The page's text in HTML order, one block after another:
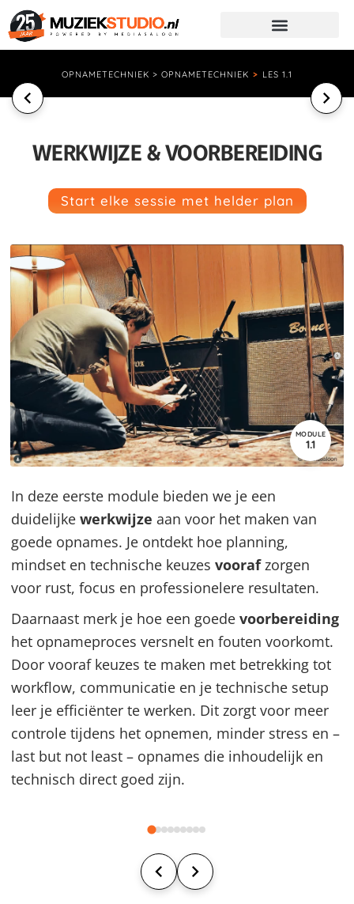
OPNAMETECHNIEK > OPNAMETECHNIEK > LES 1.1
WERKWIJZE & VOORBEREIDING
Start elke sessie met helder plan
In deze eerste module bieden we je een
duidelijkewerkwijze aan voor het maken van
goede opnames. Je ontdekt hoe planning,
mindset en technische keuzesvoorafzorgen
voor rust, focus en professionelere resultaten.
Daarnaast merk je hoe een goedevoorbereiding
het opnameproces versnelt en fouten voorkomt.
Door vooraf keuzes te maken met betrekking tot
workflow, communicatie en je technische setup
leer je efficiënter te werken. Dit zorgt voor meer
controle tijdens het opnemen, minder stress en –
last but not least – opnames die inhoudelijk en
technisch direct goed zijn.
MODULE
1.1